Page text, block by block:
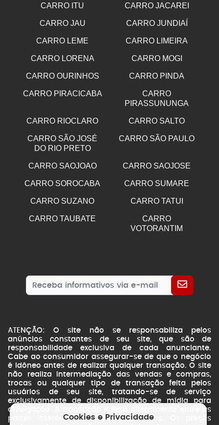
CARRO ITU CARRO JACAREI
CARRO JAU CARRO JUNDIAÍ
CARRO LEME CARRO LIMEIRA
CARRO LORENA CARRO MOGI
CARRO OURINHOS CARRO PINDA
CARRO PIRACICABA
CARRO
PIRASSUNUNGA
CARRO RIOCLARO CARRO SALTO
CARRO SÃO JOSÉ
DO RIO PRETO
CARRO SÃO PAULO
CARRO SAOJOAO CARRO SAOJOSE
CARRO SOROCABA CARRO SUMARE
CARRO SUZANO CARRO TATUI
CARRO TAUBATE
CARRO
VOTORANTIM
ATENÇÃO: O site não se responsabiliza pelos
anúncios constantes de seu site, que são de
responsabilidade exclusiva de cada anunciante.
Cabe ao consumidor assegurar-se de que o negócio
é idôneo antes de realizar qualquer transação. O site
não realiza intermediação das vendas e compras,
trocas ou qualquer tipo de transação feita pelos
usuários de seu site, tratando-se de serviço
exclusivamente de disponibilização de mídia para
divulgação. A transação é feita diretamente entre as
partes interessadas. Fotos ilustrativas. Os preços
Cookies e Privacidade